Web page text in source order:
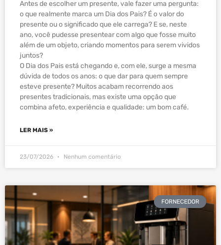
Antes de escolher um presente, vale fazer uma pergunta:
o que realmente marca um Dia dos Pais? É o valor do
presente ou o significado que ele carrega? E se, neste
ano, você pudesse presentear com algo que fosse muito
além de um objeto, criando momentos para serem vividos
juntos?
O Dia dos Pais está chegando e, com ele, surge a mesma
dúvida de todos os anos: o que dar para quem sempre
esteve presente? Muitos acabam recorrendo aos
presentes tradicionais, mas existe uma opção que
combina afeto, experiência e qualidade: um bom café.
LER MAIS »
23/07/2026 Nenhum comentário
FORNECEDOR